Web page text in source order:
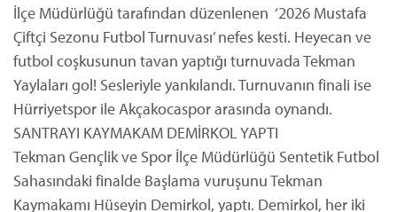
İlçe Müdürlüğü tarafından düzenlenen ‘2026 Mustafa
Çiftçi Sezonu Futbol Turnuvası’ nefes kesti. Heyecan ve
futbol coşkusunun tavan yaptığı turnuvada Tekman
Yaylaları gol! Sesleriyle yankılandı. Turnuvanın finali ise
Hürriyetspor ile Akçakocaspor arasında oynandı.
SANTRAYI KAYMAKAM DEMİRKOL YAPTI
Tekman Gençlik ve Spor İlçe Müdürlüğü Sentetik Futbol
Sahasındaki finalde Başlama vuruşunu Tekman
Kaymakamı Hüseyin Demirkol, yaptı. Demirkol, her iki